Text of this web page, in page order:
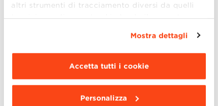
altri strumenti di tracciamento diversi da quelli
tecnici semplicemente chiudendo il presente
Dettagli ”. Per
modificare le impostazioni di navigazione e
scegliere le funzionalità, le terze parti e i cookie
Mostra dettagli
Accetta tutti i cookie
Personalizza
Registrati utilizzando l’apposito form. Sarai
ricontattato per concordare il tuo
IMPORTANTE! Le sessioni Skype individuali
sono previste ogni 15 minuti, dalle 18.00 alle